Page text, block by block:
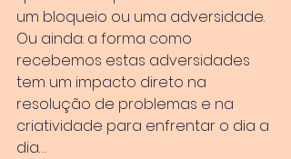
um bloqueio ou uma adversidade.
Ou ainda: a forma como
recebemos estas adversidades
tem um impacto direto na
resolução de problemas e na
criatividade para enfrentar o dia a
dia…